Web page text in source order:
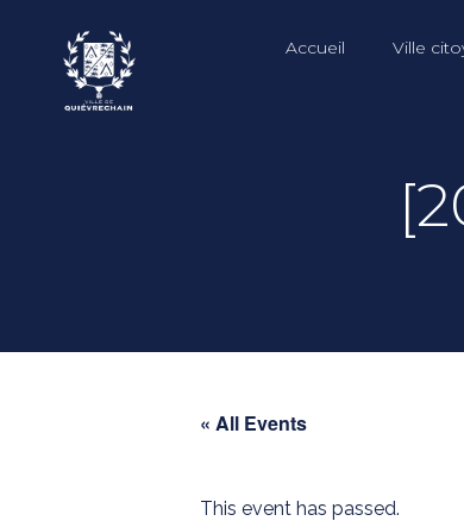
Accueil Ville
« All Events
This event has passed.